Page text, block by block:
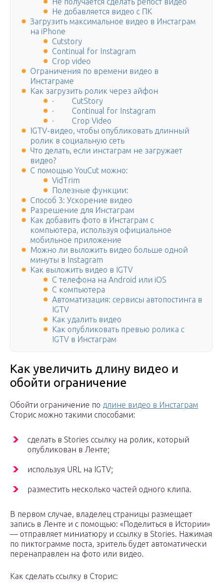
Не добавляется видео с ПК
Загрузить максимальное видео в Инстаграм
на iPhone
Cutstory
Continual for Instagram
Crop video
Ограничения по времени видео в
Инстаграме
Как загрузить ролик через айфон
· CutStory
· Continual for Instagram
· Crop Video
IGTV-видео, чтобы опубликовать длинный
ролик в социальную сеть
Что делать, если инстаграм не загружает
видео?
С помощью YouCut можно:
VidTrim
Полезные функции:
Способ 3: Ускорение видео
Разрешение для Инстаграм
Как добавить фото в Инстаграм с
компьютера, используя официальное
мобильное приложение
Можно ли выложить видео больше одной
минуты в Instagram
Как выложить видео в IGTV
С телефона на Android или iOS
С компьютера
Автоматизация: сервисы автопостинга в
IGTV
Как удалить видео
Как опубликовать превью ролика с
IGTV в Инстаграм
Как увеличить длину видео и
обойти ограничение
Обойти ограничение по длине видео в Инстаграм
Сторис можно такими способами:
сделать в Stories ссылку на ролик, который
опубликован в Ленте;
используя URL на IGTV;
разместить несколько частей одного клипа.
В первом случае, владелец страницы размещает
запись в Ленте и с помощью: «Поделиться в Истории»
— отправляет миниатюру и ссылку в Stories. Нажимая
по пиктограмме поста, зритель будет автоматически
перенаправлен на фото или видео.
Как сделать ссылку в Сторис: